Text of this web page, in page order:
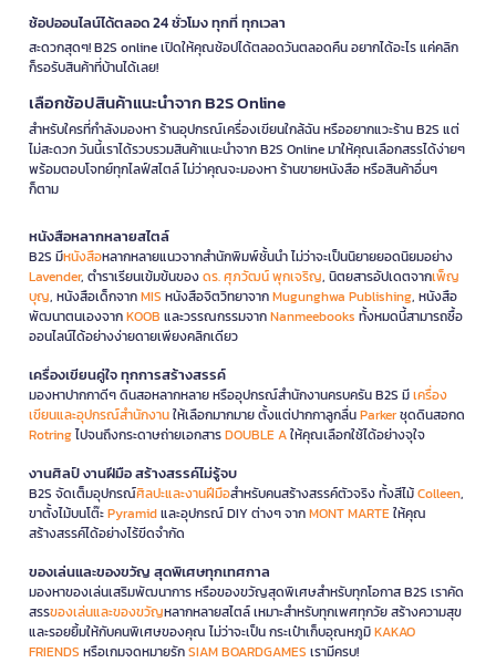
ช้อปออนไลน์ได้ตลอด 24 ชั่วโมง ทุกที่ ทุกเวลา
สะดวกสุดๆ! B2S online เปิดให้คุณช้อปได้ตลอดวันตลอดคืน อยากได้อะไร แค่คลิก
ก็รอรับสินค้าที่บ้านได้เลย!
เลือกช้อปสินค้าแนะนำจาก B2S Online
สำหรับใครที่กำลังมองหา ร้านอุปกรณ์เครื่องเขียนใกล้ฉัน หรืออยากแวะร้าน B2S แต่
ไม่สะดวก วันนี้เราได้รวบรวมสินค้าแนะนำจาก B2S Online มาให้คุณเลือกสรรได้ง่ายๆ
พร้อมตอบโจทย์ทุกไลฟ์สไตล์ ไม่ว่าคุณจะมองหา ร้านขายหนังสือ หรือสินค้าอื่นๆ
ก็ตาม
หนังสือหลากหลายสไตล์
B2S มีหนังสือหลากหลายแนวจากสำนักพิมพ์ชั้นนำ ไม่ว่าจะเป็นนิยายยอดนิยมอย่าง
Lavender, ตำราเรียนเข้มข้นของดร. ศุภวัฒน์ พุกเจริญ, นิตยสารอัปเดตจากเพ็ญ
บุญ, หนังสือเด็กจากMIS หนังสือจิตวิทยาจากMugunghwa Publishing, หนังสือ
พัฒนาตนเองจากKOOB และวรรณกรรมจากNanmeebooks ทั้งหมดนี้สามารถซื้อ
ออนไลน์ได้อย่างง่ายดายเพียงคลิกเดียว
เครื่องเขียนคู่ใจ ทุกการสร้างสรรค์
มองหาปากกาดีๆ ดินสอหลากหลาย หรืออุปกรณ์สำนักงานครบครัน B2S มีเครื่อง
เขียนและอุปกรณ์สำนักงานให้เลือกมากมาย ตั้งแต่ปากกาลูกลื่นParkerชุดดินสอกด
Rotringไปจนถึงกระดาษถ่ายเอกสารDOUBLE Aให้คุณเลือกใช้ได้อย่างจุใจ
งานศิลป์ งานฝีมือ สร้างสรรค์ไม่รู้จบ
B2S จัดเต็มอุปกรณ์ศิลปะและงานฝีมือสำหรับคนสร้างสรรค์ตัวจริง ทั้งสีไม้Colleen,
ขาตั้งไม้บนโต๊ะPyramidและอุปกรณ์ DIY ต่างๆ จากMONT MARTEให้คุณ
สร้างสรรค์ได้อย่างไร้ขีดจำกัด
ของเล่นและของขวัญ สุดพิเศษทุกเทศกาล
มองหาของเล่นเสริมพัฒนาการ หรือของขวัญสุดพิเศษสำหรับทุกโอกาส B2S เราคัด
สรรของเล่นและของขวัญหลากหลายสไตล์ เหมาะสำหรับทุกเพศทุกวัย สร้างความสุข
และรอยยิ้มให้กับคนพิเศษของคุณ ไม่ว่าจะเป็น กระเป๋าเก็บอุณหภูมิKAKAO
FRIENDS หรือเกมจดหมายรักSIAM BOARDGAMES เรามีครบ!